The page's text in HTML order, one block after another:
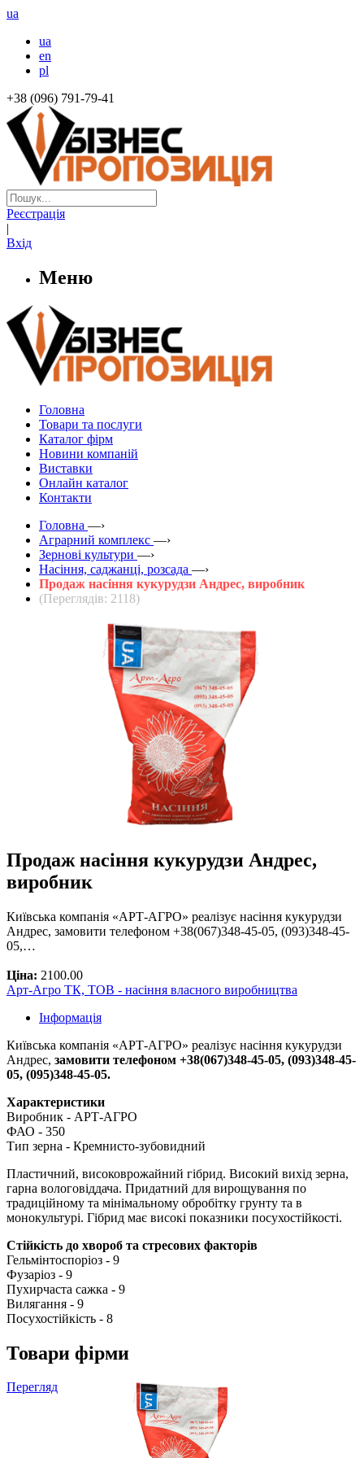
ua
ua
en
pl
+38 (096) 791-79-41
Реєстрація
|
Вхід
Меню
Головна
Товари та послуги
Каталог фірм
Новини компаній
Виставки
Онлайн каталог
Контакти
Головна —›
Аграрний комплекс —›
Зернові культури —›
Насіння, саджанці, розсада —›
Продаж насіння кукурудзи Андрес, виробник
(Переглядів: 2118)
Продаж насіння кукурудзи Андрес,
виробник
Київська компанія «АРТ-АГРО» реалізує насіння кукурудзи
Андрес, замовити телефоном +38(067)348-45-05, (093)348-45-
05,…
Ціна: 2100.00
Арт-Агро ТК, ТОВ - насіння власного виробництва
Інформація
Київська компанія «АРТ-АГРО» реалізує насіння кукурудзи
Андрес, замовити телефоном +38(067)348-45-05, (093)348-45-
05, (095)348-45-05.
Характеристики
Виробник - АРТ-АГРО
ФАО - 350
Тип зерна - Кремнисто-зубовидний
Пластичний, високоврожайний гібрид. Високий вихід зерна,
гарна вологовіддача. Придатний для вирощування по
традиційному та мінімальному обробітку грунту та в
монокультурі. Гібрид має високі показники посухостійкості.
Стійкість до хвороб та стресових факторів
Гельмінтоспоріоз - 9
Фузаріоз - 9
Пухирчаста сажка - 9
Вилягання - 9
Посухостійкість - 8
Товари фірми
Перегляд